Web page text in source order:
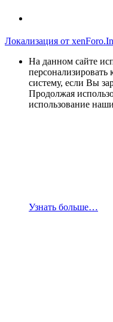
Локализация от
На данном сайте
персонализировать
систему, если Вы
Продолжая
использование
Узнать больше…